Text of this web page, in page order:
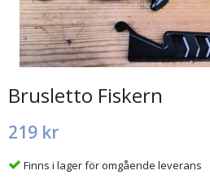
Brusletto Fiskern
219 kr
Finns i lager för omgående leverans